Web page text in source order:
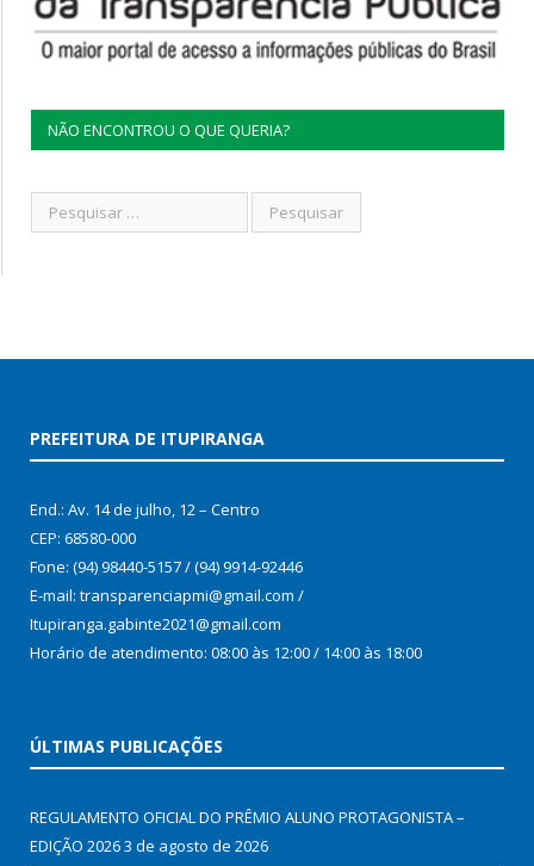
NÃO ENCONTROU O QUE QUERIA?
PREFEITURA DE ITUPIRANGA
End.: Av. 14 de julho, 12 – Centro
CEP: 68580-000
Fone: (94) 98440-5157 / (94) 9914-92446
E-mail: transparenciapmi@gmail.com /
Itupiranga.gabinte2021@gmail.com
Horário de atendimento: 08:00 às 12:00 / 14:00 às 18:00
ÚLTIMAS PUBLICAÇÕES
REGULAMENTO OFICIAL DO PRÊMIO ALUNO PROTAGONISTA –
EDIÇÃO 20263 de agosto de 2026